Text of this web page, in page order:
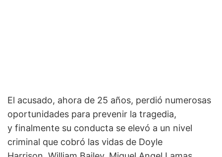
El acusado, ahora de 25 años, perdió numerosas
oportunidades para prevenir la tragedia,
y finalmente su conducta se elevó a un nivel
criminal que cobró las vidas de Doyle